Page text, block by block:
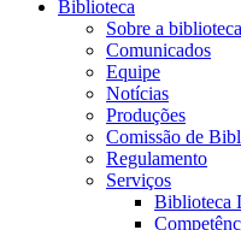
Biblioteca
Sobre a biblioteca
Comunicados
Equipe
Notícias
Produções
Comissão de
Regulamento
Serviços
Biblioteca